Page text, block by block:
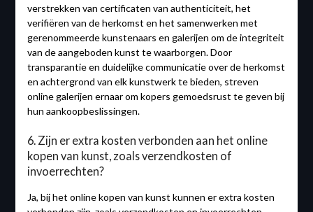
verstrekken van certificaten van authenticiteit, het
verifiëren van de herkomst en het samenwerken met
gerenommeerde kunstenaars en galerijen om de integriteit
van de aangeboden kunst te waarborgen. Door
transparantie en duidelijke communicatie over de herkomst
en achtergrond van elk kunstwerk te bieden, streven
online galerijen ernaar om kopers gemoedsrust te geven bij
hun aankoopbeslissingen.
6. Zijn er extra kosten verbonden aan het online
kopen van kunst, zoals verzendkosten of
invoerrechten?
Ja, bij het online kopen van kunst kunnen er extra kosten